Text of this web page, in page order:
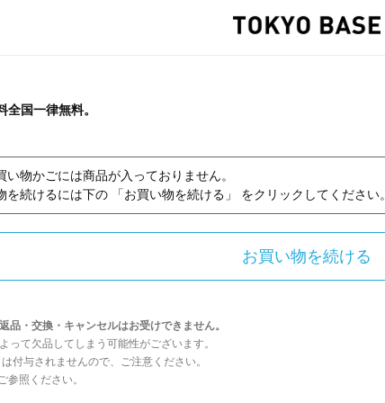
国一律無料。
い物かごには商品が入っておりません。
を続けるには下の 「お買い物を続ける」 をクリックしてください。
・交換・キャンセルはお受けできません。
て欠品してしまう可能性がございます。
付与されませんので、ご注意ください。
参照ください。